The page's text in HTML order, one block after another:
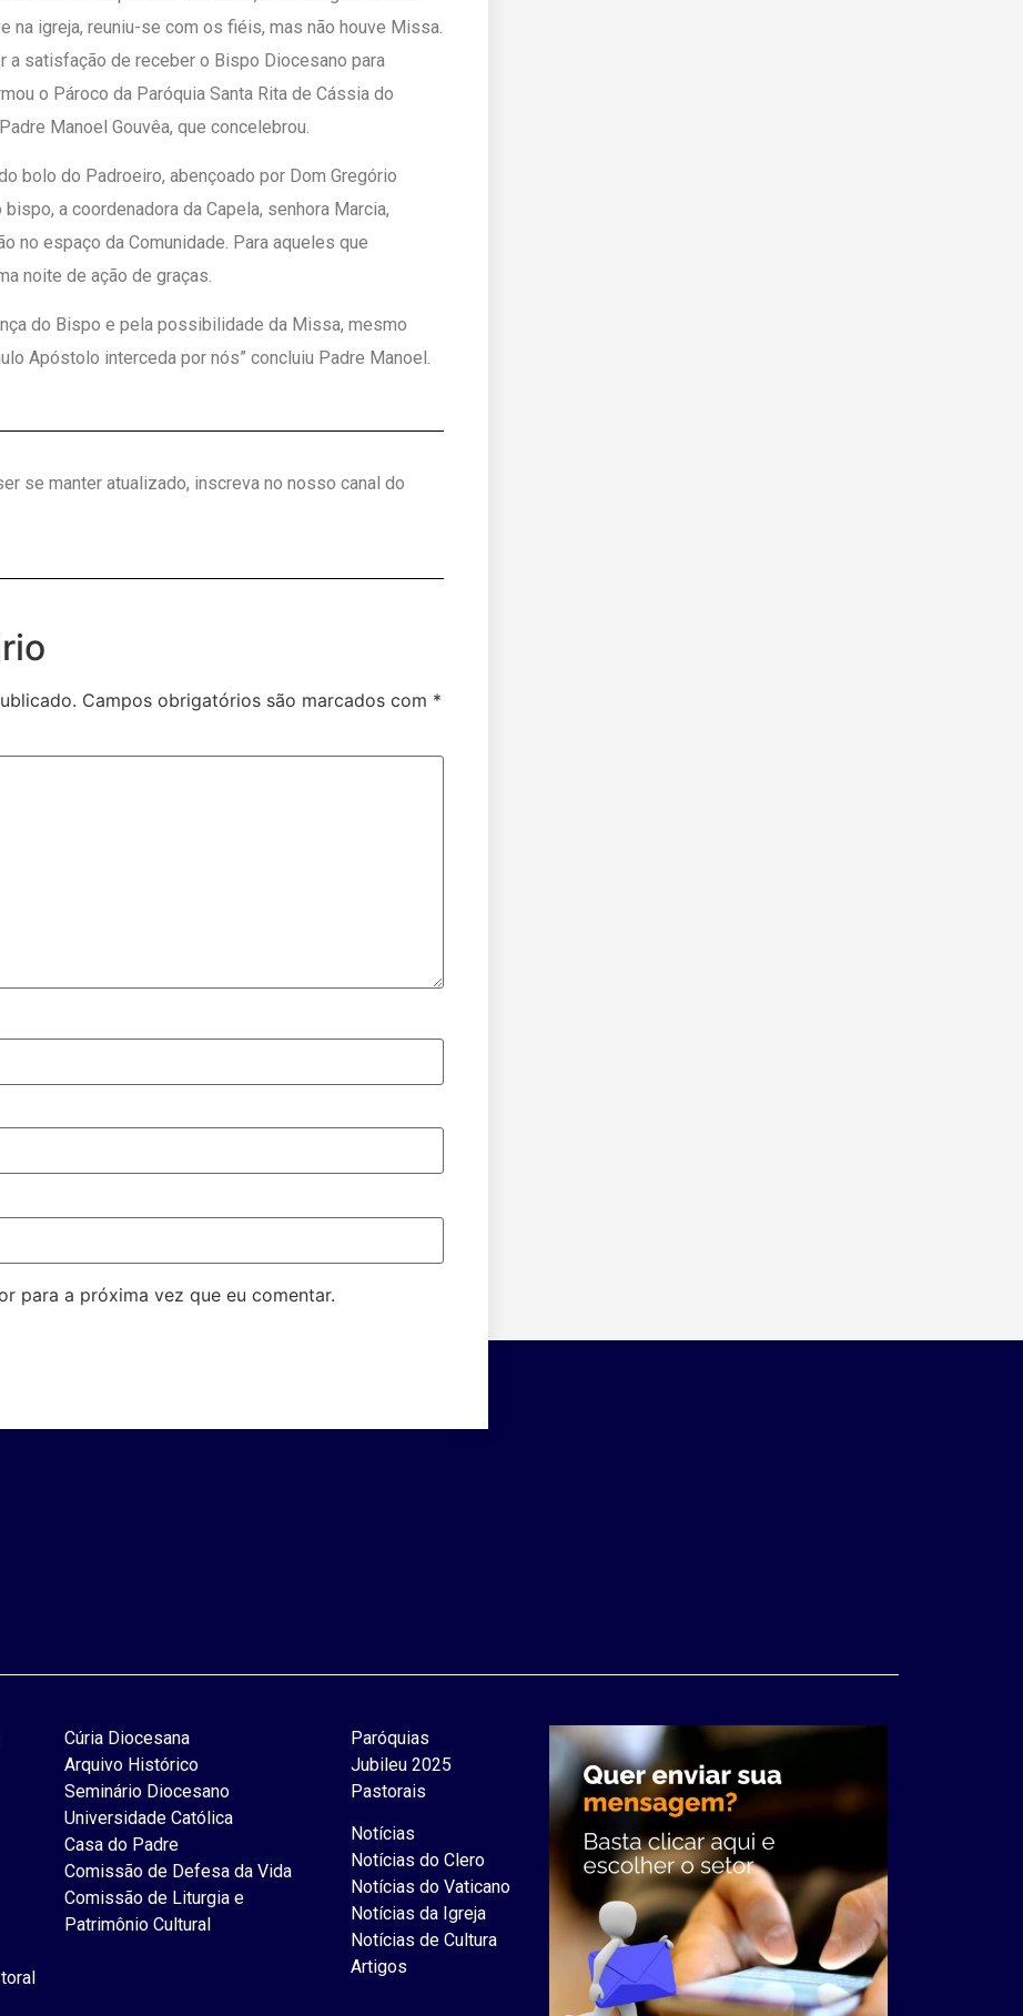
na igreja, reuniu-se com os fiéis, mas não houve Missa.
a satisfação de receber o Bispo Diocesano para
o Pároco da Paróquia Santa Rita de Cássia do
Manoel Gouvêa, que concelebrou.
bolo do Padroeiro, abençoado por Dom Gregório
a coordenadora da Capela, senhora Marcia,
no espaço da Comunidade. Para aqueles que
noite de ação de graças.
do Bispo e pela possibilidade da Missa, mesmo
Apóstolo interceda por nós” concluiu Padre Manoel.
se manter atualizado, inscreva no nosso canal do
Campos obrigatórios são marcados com *
para a próxima vez que eu comentar.
Cúria Diocesana
Arquivo Histórico
Seminário Diocesano
Universidade Católica
Casa do Padre
Comissão de Defesa da Vida
Comissão de Liturgia e
Patrimônio Cultural
Paróquias
Jubileu 2025
Pastorais
Notícias
Notícias do Clero
Notícias do Vaticano
Notícias da Igreja
Notícias de Cultura
Artigos